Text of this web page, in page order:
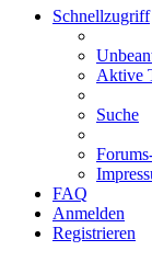
Schnellzugriff
Aktive
Suche
FAQ
Anmelden
Registrieren